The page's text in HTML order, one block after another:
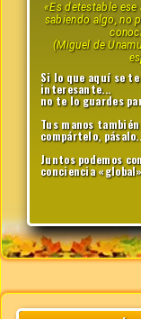
«Es detestable ese
sabiendo algo, no
(Miguel de
Si lo que aquí se
interesante...
no te lo guardes
Tus manos
compártelo,
Juntos podemos
conciencia